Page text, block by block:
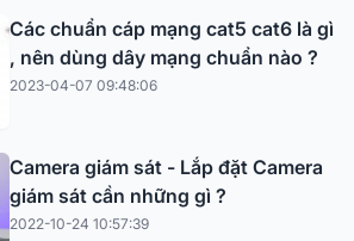
Các chuẩn cáp mạng cat5 cat6 là gì
, nên dùng dây mạng chuẩn nào ?
2023-04-07 09:48:06
Camera giám sát - Lắp đặt Camera
giám sát cần những gì ?
2022-10-24 10:57:39